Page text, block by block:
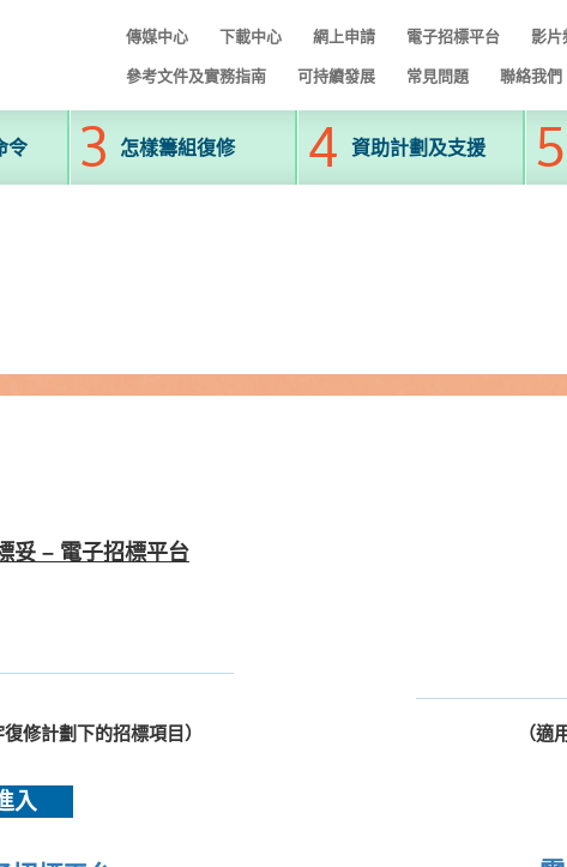
傳媒中心 下載中心 網上申請 電子招標平台 影片
參考文件及實務指南 可持續發展 常見問題 聯絡我們
令 怎樣籌組復修 資助計劃及支援
妥 – 電子招標平台
復修計劃下的招標項目）
入
（適